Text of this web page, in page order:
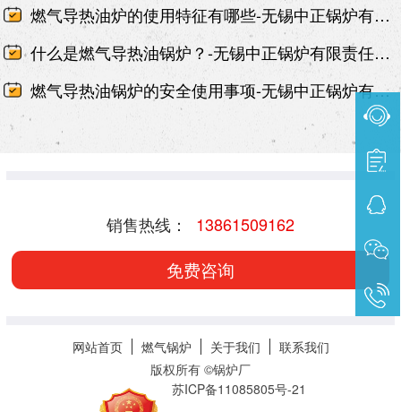
燃气导热油炉的使用特征有哪些-无锡中正锅炉有限责任公司
什么是燃气导热油锅炉？-无锡中正锅炉有限责任公司
燃气导热油锅炉的安全使用事项-无锡中正锅炉有限责任公司
销售热线： 13861509162
免费咨询
网站首页 燃气锅炉 关于我们
联系我们
版权所有 ©锅炉厂
苏ICP备11085805号-21